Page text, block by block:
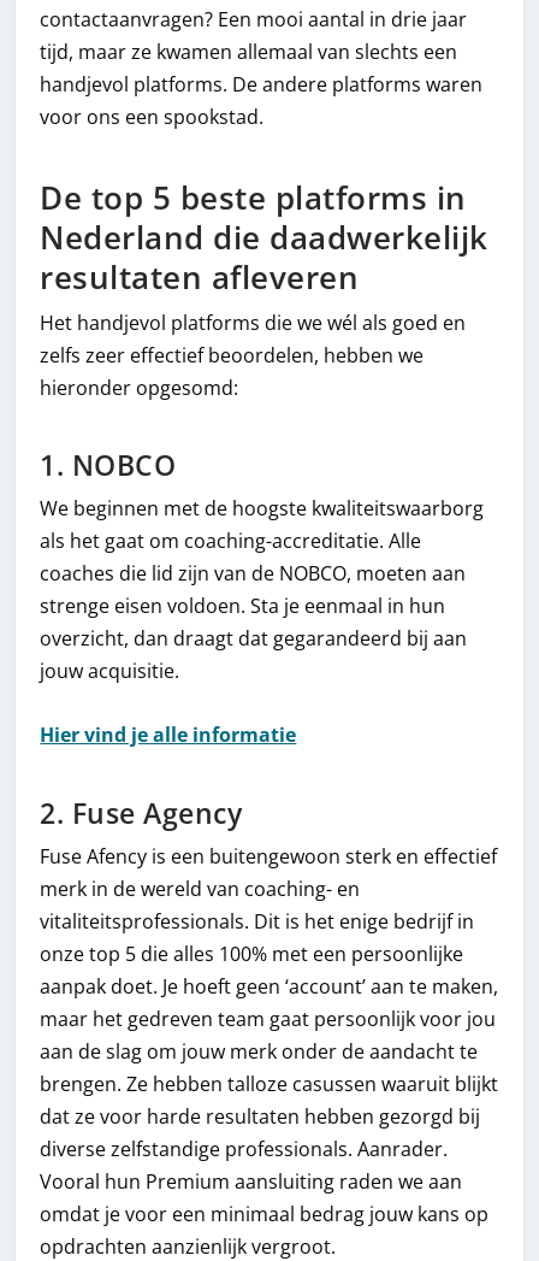
contactaanvragen? Een mooi aantal in drie jaar
tijd, maar ze kwamen allemaal van slechts een
handjevol platforms. De andere platforms waren
voor ons een spookstad.
De top 5 beste platforms in
Nederland die daadwerkelijk
resultaten afleveren
Het handjevol platforms die we wél als goed en
zelfs zeer effectief beoordelen, hebben we
hieronder opgesomd:
1. NOBCO
We beginnen met de hoogste kwaliteitswaarborg
als het gaat om coaching-accreditatie. Alle
coaches die lid zijn van de NOBCO, moeten aan
strenge eisen voldoen. Sta je eenmaal in hun
overzicht, dan draagt dat gegarandeerd bij aan
jouw acquisitie.
Hier vind je alle informatie
2. Fuse Agency
Fuse Afency is een buitengewoon sterk en effectief
merk in de wereld van coaching- en
vitaliteitsprofessionals. Dit is het enige bedrijf in
onze top 5 die alles 100% met een persoonlijke
aanpak doet. Je hoeft geen ‘account’ aan te maken,
maar het gedreven team gaat persoonlijk voor jou
aan de slag om jouw merk onder de aandacht te
brengen. Ze hebben talloze casussen waaruit blijkt
dat ze voor harde resultaten hebben gezorgd bij
diverse zelfstandige professionals. Aanrader.
Vooral hun Premium aansluiting raden we aan
omdat je voor een minimaal bedrag jouw kans op
opdrachten aanzienlijk vergroot.